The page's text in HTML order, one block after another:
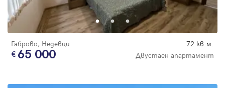
Габрово, Недевци 72 кв.м.
65 000 Двустаен апартамент